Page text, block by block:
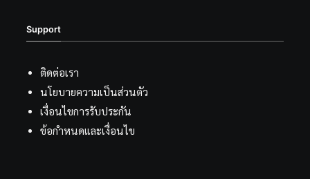
Support
ติดต่อเรา
นโยบายความเป็นส่วนตัว
เงื่อนไขการรับประกัน
ข้อกำหนดและเงื่อนไข